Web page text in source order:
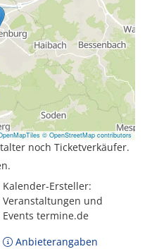
© OpenStreetMap contributors
noch Ticketverkäufer.
Kalender-Ersteller:
Veranstaltungen und
Events termine.de
Anbieterangaben